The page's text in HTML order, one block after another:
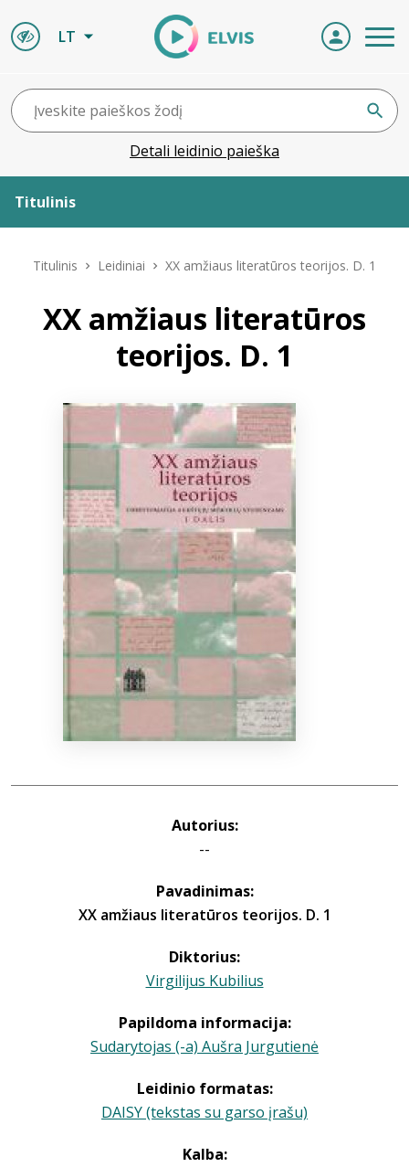
LT
Detali leidinio paieška
Titulinis
Leidiniai
ELVIS atvyksta
Naujienos
+370 667 80 541
info@elvislab.lt
Titulinis Leidiniai XX amžiaus literatūros teorijos. D. 1
XX amžiaus literatūros
teorijos. D. 1
Autorius:
--
Pavadinimas:
XX amžiaus literatūros teorijos. D. 1
Diktorius:
Virgilijus Kubilius
Papildoma informacija:
Sudarytojas (-a) Aušra Jurgutienė
Leidinio formatas:
DAISY (tekstas su garso įrašu)
Kalba: